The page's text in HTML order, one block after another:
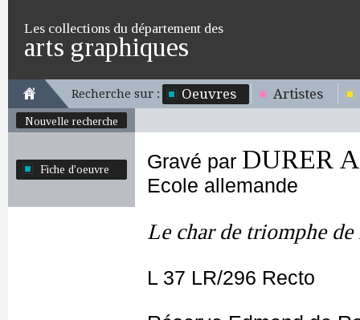
Les collections du département des
arts graphiques
Recherche sur : Oeuvres Artistes
Nouvelle recherche
Fiche d'oeuvre Gravé par DURER
Ecole allemande
Le char de triomphe
L 37 LR/296 Recto